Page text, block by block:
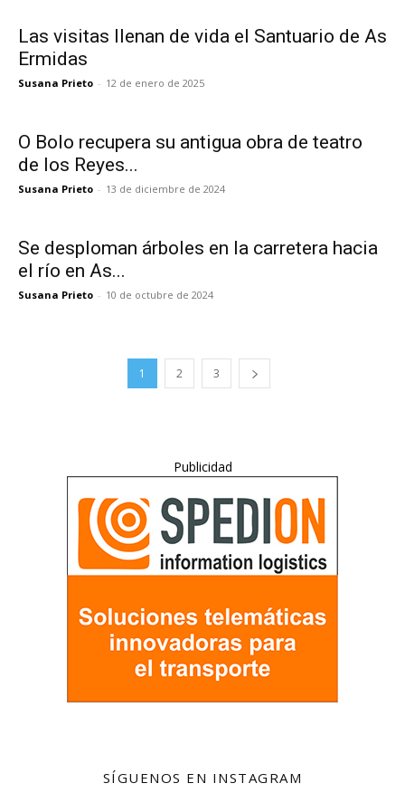
Las visitas llenan de vida el Santuario de As
Ermidas
Susana Prieto - 12 de enero de 2025
O Bolo recupera su antigua obra de teatro
de los Reyes...
Susana Prieto - 13 de diciembre de 2024
Se desploman árboles en la carretera hacia
el río en As...
Susana Prieto - 10 de octubre de 2024
1 2 3
Publicidad
SÍGUENOS EN INSTAGRAM